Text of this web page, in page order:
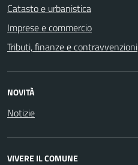
Catasto e urbanistica
Imprese e commercio
Tributi, finanze e contravvenzioni
NOVITÀ
Notizie
VIVERE IL COMUNE